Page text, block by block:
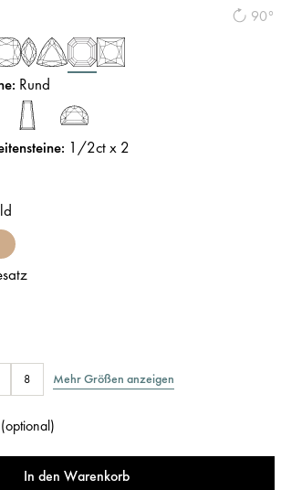
90°
: Rund
: 1/2ct x 2
8 Mehr Größen anzeigen
(optional)
In den Warenkorb